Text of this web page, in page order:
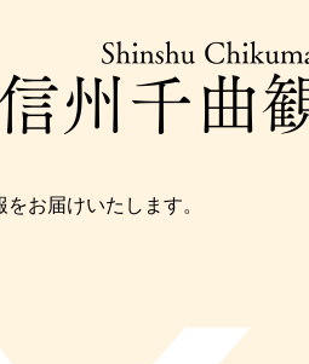
お届けいたします。